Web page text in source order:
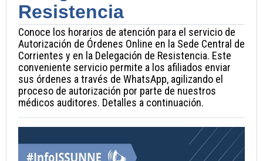
Resistencia
Conoce los horarios de atención para el servicio de
Autorización de Órdenes Online en la Sede Central de
Corrientes y en la Delegación de Resistencia. Este
conveniente servicio permite a los afiliados enviar
sus órdenes a través de WhatsApp, agilizando el
proceso de autorización por parte de nuestros
médicos auditores. Detalles a continuación.